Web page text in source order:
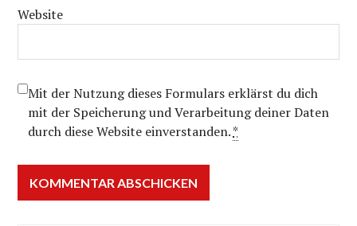
Website
Mit der Nutzung dieses Formulars erklärst du dich
mit der Speicherung und Verarbeitung deiner Daten
durch diese Website einverstanden.*